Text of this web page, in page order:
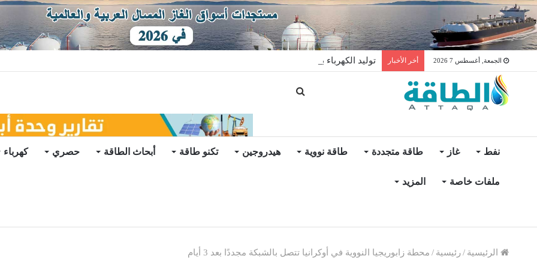
الجمعة, أغسطس 7 2026 أخر الأخبار توليد الكهرباء بالغاز في الإمارات يرتفع للعام الثاني
نفط غاز طاقة متجددة طاقة نووية هيدروجين تكنو طاقة أبحاث الطاقة حصري كهرباء
ملفات خاصة المزيد
الرئيسية /رئيسية / محطة زابوريجيا النووية في أوكرانيا تتصل بالشبكة مجددًا بعد 3 أيام